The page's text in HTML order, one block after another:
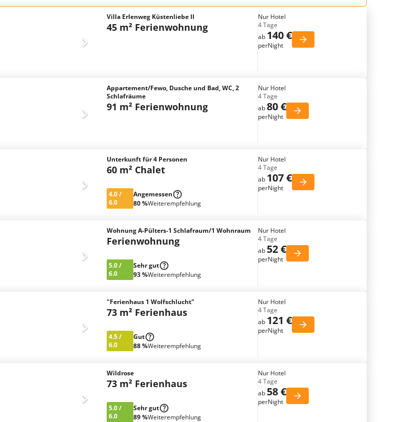
Villa Erlenweg Küstenliebe II
45 m² Ferienwohnung
Nur Hotel
4 Tage
ab 140 €
perNight
Appartement/Fewo, Dusche und Bad, WC, 2
Schlafräume
91 m² Ferienwohnung
Nur Hotel
4 Tage
ab80 €
perNight
Unterkunft für 4 Personen
60 m² Chalet
4.0/
6.0
Angemessen
80 %Weiterempfehlung
Nur Hotel
4 Tage
ab 107 €
perNight
Wohnung A-Pülters-1 Schlafraum/1 Wohnraum
Ferienwohnung
5.0/
6.0
Sehr gut
93 %Weiterempfehlung
Nur Hotel
4 Tage
ab 52 €
perNight
"Ferienhaus 1 Wolfschlucht"
73 m² Ferienhaus
4.5/
6.0
Gut
88 %Weiterempfehlung
Nur Hotel
4 Tage
ab 121 €
perNight
Wildrose
73 m² Ferienhaus
5.0/
6.0
Sehr gut
89 %Weiterempfehlung
Nur Hotel
4 Tage
ab 58 €
perNight